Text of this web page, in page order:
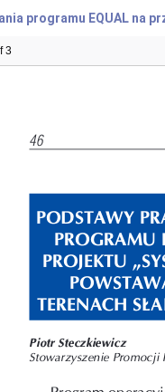
programu EQUAL na